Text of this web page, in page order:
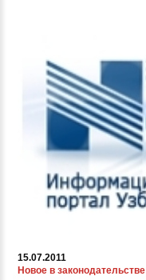
15.07.2011
Новое в законодательстве